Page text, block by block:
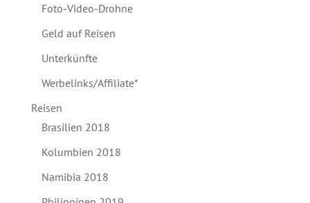
Foto-Video-Drohne
Geld auf Reisen
Unterkünfte
Werbelinks/Affiliate*
Reisen
Brasilien 2018
Kolumbien 2018
Namibia 2018